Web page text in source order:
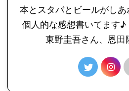
本とスタバとビールがしあ
個人的な感想書いてます♪
東野圭吾さん、恩田